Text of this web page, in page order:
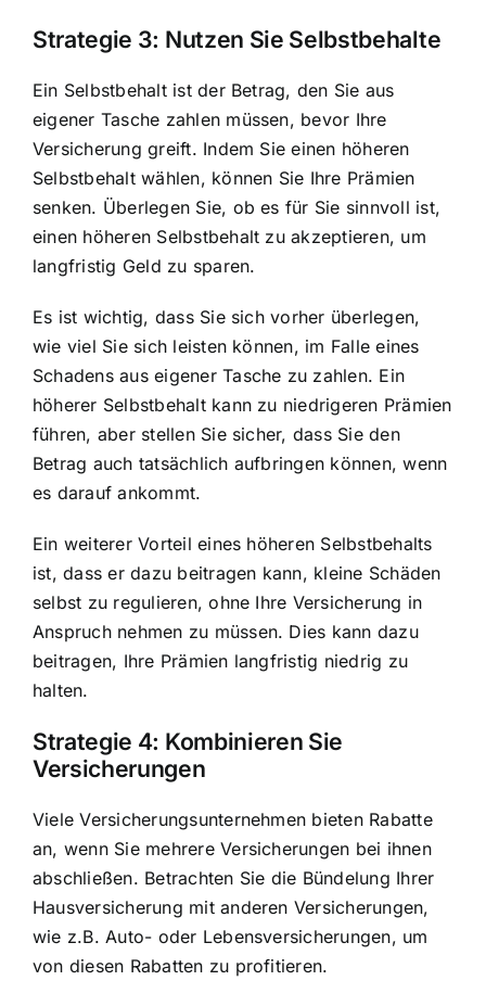
Strategie 3: Nutzen Sie Selbstbehalte
Ein Selbstbehalt ist der Betrag, den Sie aus
eigener Tasche zahlen müssen, bevor Ihre
Versicherung greift. Indem Sie einen höheren
Selbstbehalt wählen, können Sie Ihre Prämien
senken. Überlegen Sie, ob es für Sie sinnvoll ist,
einen höheren Selbstbehalt zu akzeptieren, um
langfristig Geld zu sparen.
Es ist wichtig, dass Sie sich vorher überlegen,
wie viel Sie sich leisten können, im Falle eines
Schadens aus eigener Tasche zu zahlen. Ein
höherer Selbstbehalt kann zu niedrigeren Prämien
führen, aber stellen Sie sicher, dass Sie den
Betrag auch tatsächlich aufbringen können, wenn
es darauf ankommt.
Ein weiterer Vorteil eines höheren Selbstbehalts
ist, dass er dazu beitragen kann, kleine Schäden
selbst zu regulieren, ohne Ihre Versicherung in
Anspruch nehmen zu müssen. Dies kann dazu
beitragen, Ihre Prämien langfristig niedrig zu
halten.
Strategie 4: Kombinieren Sie
Versicherungen
Viele Versicherungsunternehmen bieten Rabatte
an, wenn Sie mehrere Versicherungen bei ihnen
abschließen. Betrachten Sie die Bündelung Ihrer
Hausversicherung mit anderen Versicherungen,
wie z.B. Auto- oder Lebensversicherungen, um
von diesen Rabatten zu profitieren.